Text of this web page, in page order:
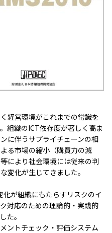
経営環境がこれまでの常識を
組織のICT依存度が著しく高ま
に伴うサプライチェーンの相
る市場の縮小（購買力の減
により社会環境には従来の判
変化が生じてきました。
が組織にもたらすリスクのイ
対応のための理論的・実践的
た。
ントチェック・評価システム